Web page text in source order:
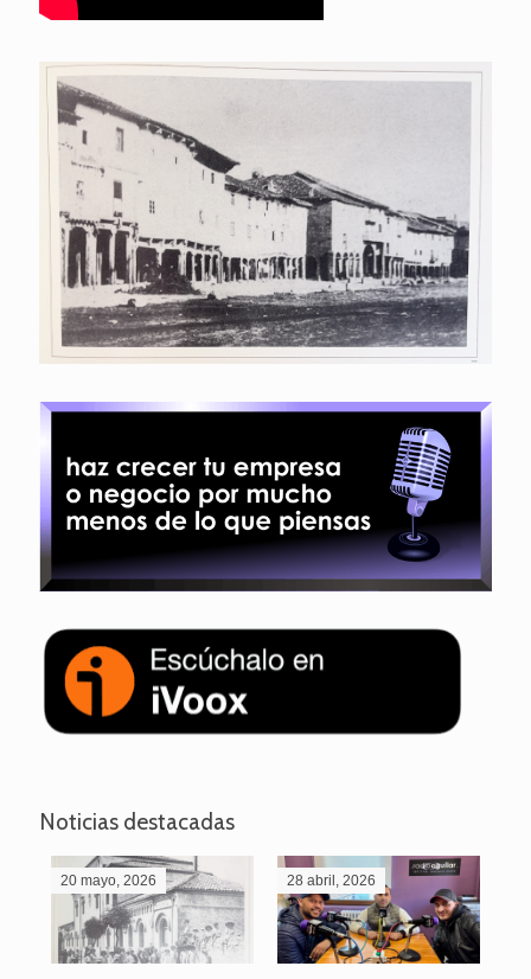
Noticias destacadas
20 mayo, 2026 28 abril, 2026